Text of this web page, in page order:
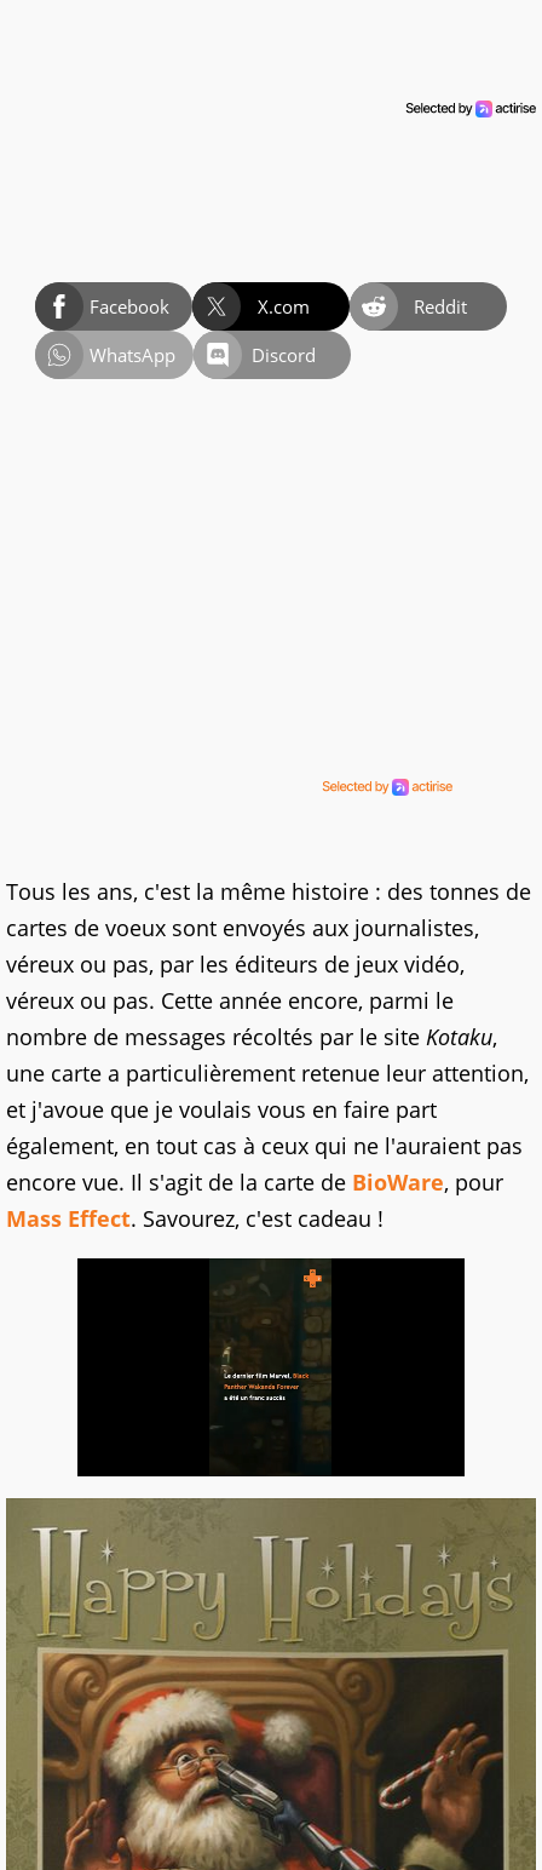
Facebook X.com
Reddit
WhatsApp
Discord
Tous les ans, c'est la même histoire : des tonnes de
cartes de voeux sont envoyés aux journalistes,
véreux ou pas, par les éditeurs de jeux vidéo,
véreux ou pas. Cette année encore, parmi le
nombre de messages récoltés par le site Kotaku,
une carte a particulièrement retenue leur attention,
et j'avoue que je voulais vous en faire part
également, en tout cas à ceux qui ne l'auraient pas
encore vue. Il s'agit de la carte de BioWare, pour
Mass Effect. Savourez, c'est cadeau !